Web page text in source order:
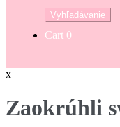
Hľadať:
Vyhľadávanie
Cart 0
x
Zaokrúhli